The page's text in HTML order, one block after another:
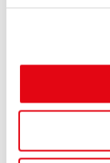
08.07.2026
Mostereien